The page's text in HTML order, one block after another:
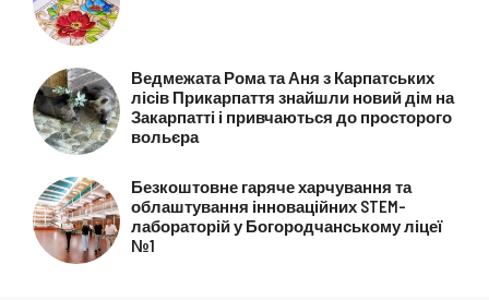
Ведмежата Рома та Аня з Карпатських
лісів Прикарпаття знайшли новий дім на
Закарпатті і привчаються до просторого
вольєра
Безкоштовне гаряче харчування та
облаштування інноваційних STEM-
лабораторій у Богородчанському ліцеї
№1